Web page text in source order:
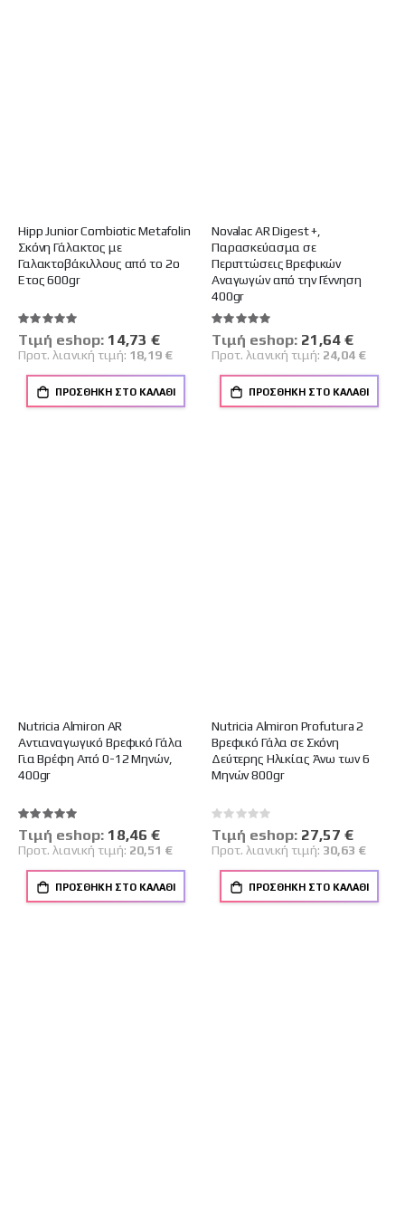
Hipp Junior Combiotic Metafolin
Σκόνη Γάλακτος με
Γαλακτοβάκιλλους από το 2ο
Έτος 600gr
Βαθμολογία:
100%
Tιμή eshop: Ειδική
Τιμή
14,73 €
Προτ. λιανική τιμή: 18,19 €
ΠΡΟΣΘΉΚΗ ΣΤΟ ΚΑΛΆΘΙ
Novalac AR Digest +,
Παρασκεύασμα σε
Περιπτώσεις Βρεφικών
Αναγωγών από την Γέννηση
400gr
Βαθμολογία:
100%
Tιμή eshop: Ειδική
Τιμή
21,64 €
Προτ. λιανική τιμή: 24,04 €
ΠΡΟΣΘΉΚΗ ΣΤΟ ΚΑΛΆΘΙ
Nutricia Almiron AR
Αντιαναγωγικό Βρεφικό Γάλα
Για Βρέφη Από 0-12 Μηνών,
400gr
Βαθμολογία:
100%
Tιμή eshop: Ειδική
Τιμή
18,46 €
Προτ. λιανική τιμή: 20,51 €
ΠΡΟΣΘΉΚΗ ΣΤΟ ΚΑΛΆΘΙ
Nutricia Almiron Profutura 2
Βρεφικό Γάλα σε Σκόνη
Δεύτερης Ηλικίας Άνω των 6
Μηνών 800gr
Rating:
0%
Tιμή eshop: Ειδική
Τιμή
27,57 €
Προτ. λιανική τιμή: 30,63 €
ΠΡΟΣΘΉΚΗ ΣΤΟ ΚΑΛΆΘΙ